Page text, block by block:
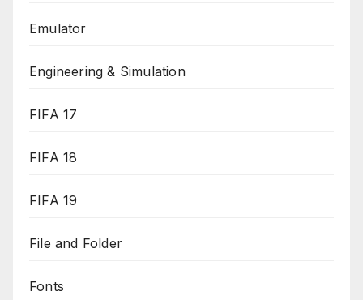
Emulator
Engineering & Simulation
FIFA 17
FIFA 18
FIFA 19
File and Folder
Fonts